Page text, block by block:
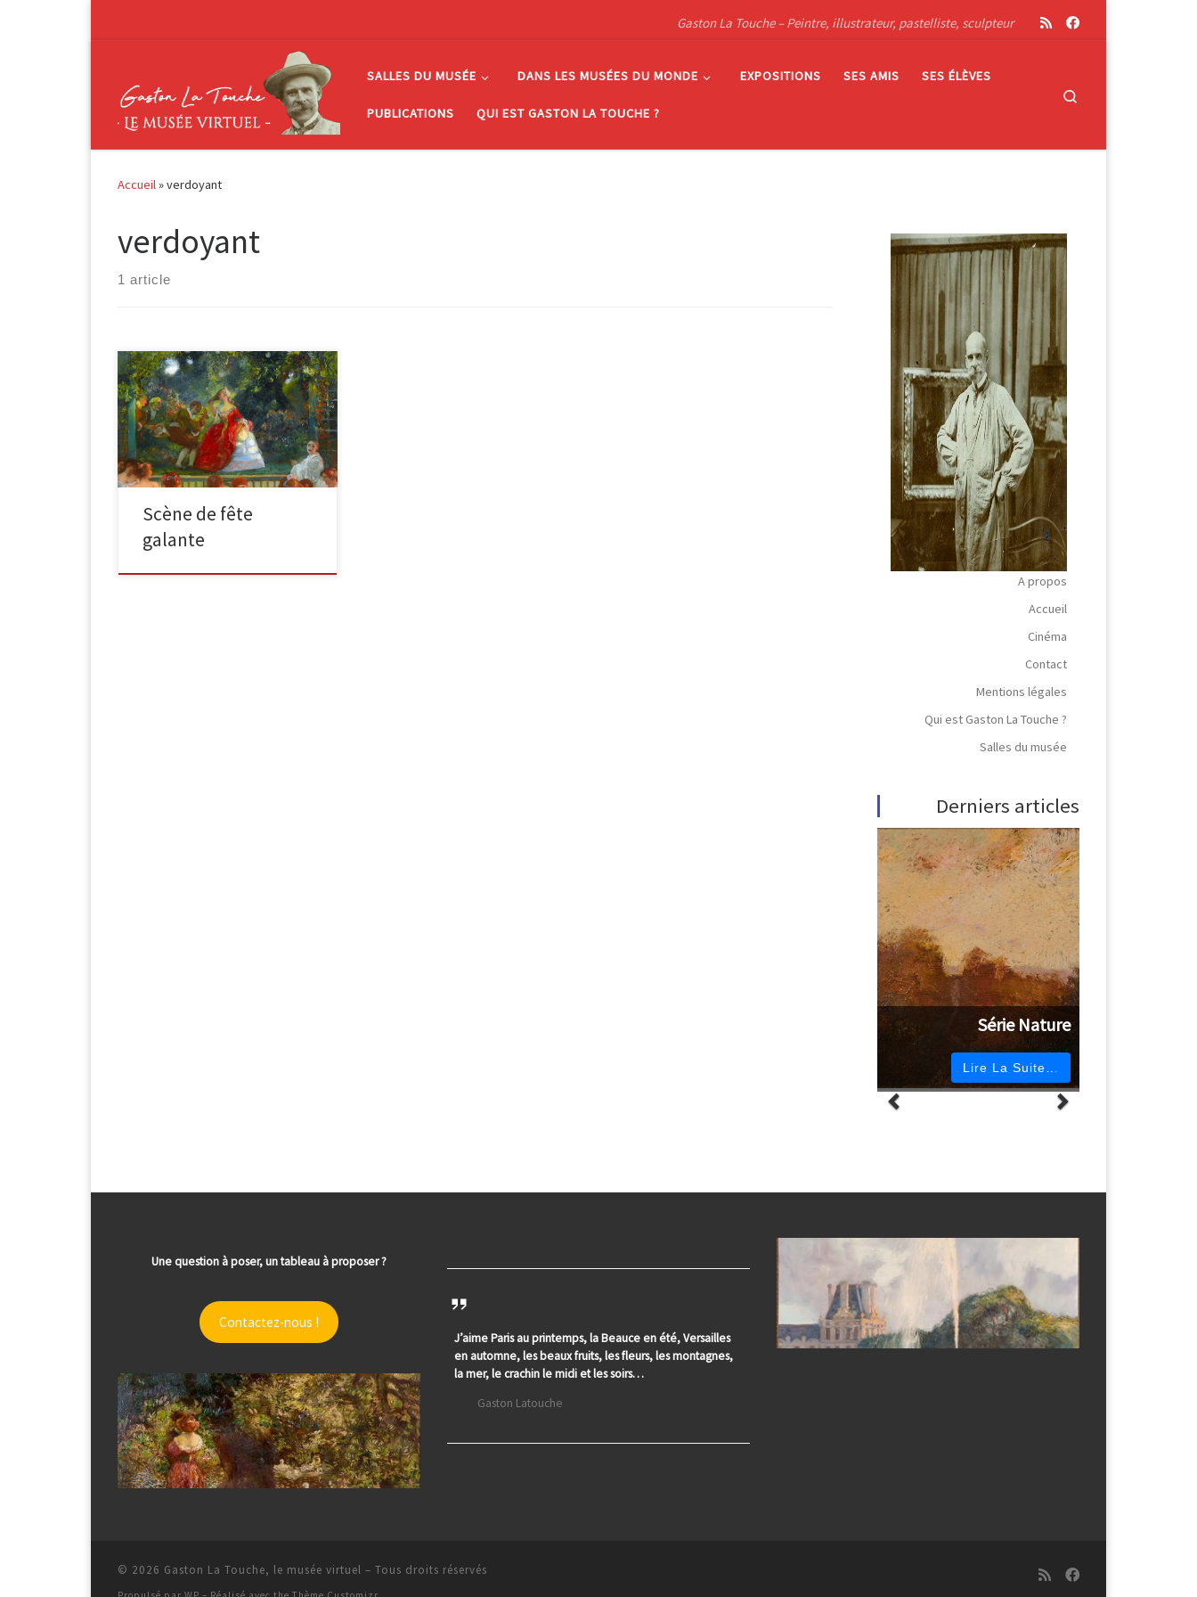
Gaston La Touche – Peintre, illustrateur, pastelliste, sculpteur
SALLES DU MUSÉE DANS LES MUSÉES DU MONDE EXPOSITIONS SES AMIS SES ÉLÈVES
PUBLICATIONS QUI EST GASTON LA TOUCHE ?
Accueil»verdoyant
verdoyant
1 article
Théâtre au parc années 1910, huile
sur panneau, 77,5 x 86 cm signé et
inscrit en bas à gauche : […]
Scène de fête
galante
A propos
Accueil
Cinéma
Contact
Mentions légales
Qui est Gaston La Touche ?
Salles du musée
Derniers articles
Série Nature
Lire La Suite…
Une question à poser, un tableau à proposer ?
Contactez-nous !
J’aime Paris au printemps, la Beauce en été, Versailles
en automne, les beaux fruits, les fleurs, les montagnes,
la mer, le crachin le midi et les soirs…
Gaston Latouche
© 2026 Gaston La Touche, le musée virtuel – Tous droits réservés